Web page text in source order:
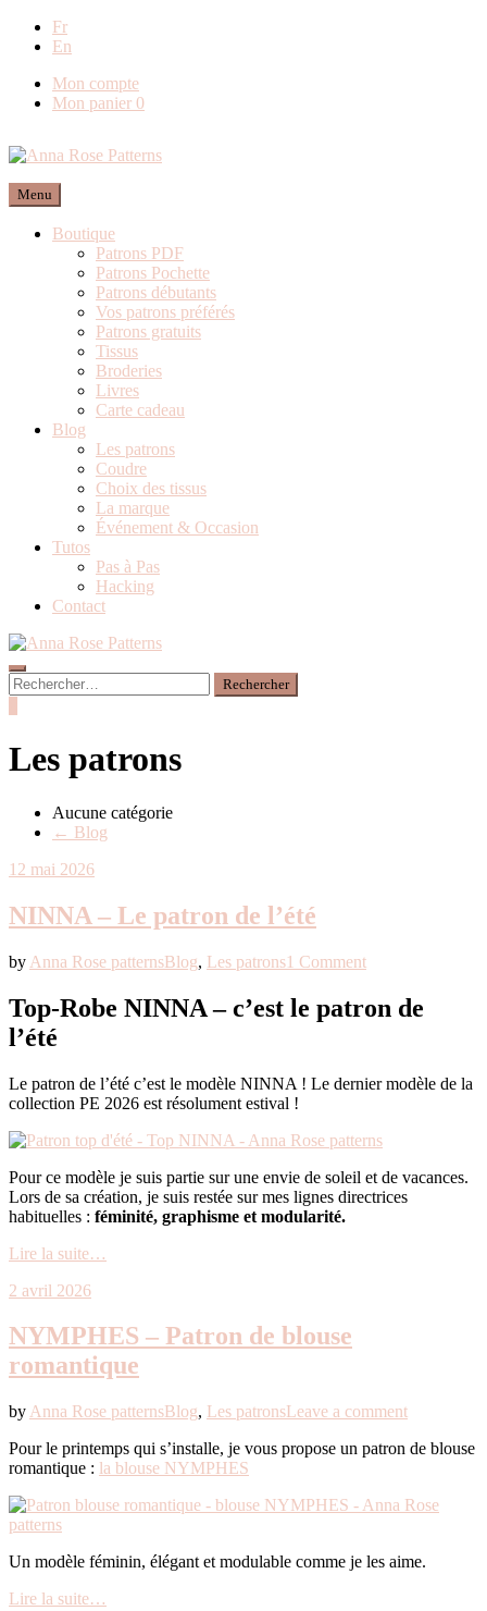
Fr
En
Mon compte
Mon panier 0
Menu
Boutique
Patrons PDF
Patrons Pochette
Patrons débutants
Vos patrons préférés
Patrons gratuits
Tissus
Broderies
Livres
Carte cadeau
Blog
Les patrons
Coudre
Choix des tissus
La marque
Événement & Occasion
Tutos
Pas à Pas
Hacking
Contact
Les patrons
Aucune catégorie
← Blog
12 mai 2026
NINNA – Le patron de l’été
by Anna Rose patternsBlog, Les patrons1 Comment
Top-Robe NINNA – c’est le patron de
l’été
Le patron de l’été c’est le modèle NINNA ! Le dernier modèle de la
collection PE 2026 est résolument estival !
Pour ce modèle je suis partie sur une envie de soleil et de vacances.
Lors de sa création, je suis restée sur mes lignes directrices
habituelles : féminité, graphisme et modularité.
Lire la suite…
2 avril 2026
NYMPHES – Patron de blouse
romantique
by Anna Rose patternsBlog, Les patronsLeave a comment
Pour le printemps qui s’installe, je vous propose un patron de blouse
romantique : la blouse NYMPHES
Un modèle féminin, élégant et modulable comme je les aime.
Lire la suite…
Livraison offerte en France métropolitaine dès
80€ de commande (Expédition via Mondial